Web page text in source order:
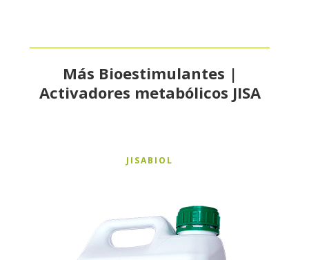
Más Bioestimulantes |
Activadores metabólicos JISA
JISABIOL